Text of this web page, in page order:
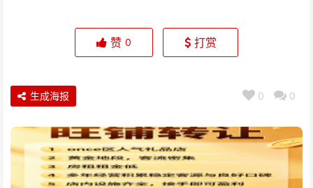
赞 0 打赏
0 0
生成海报